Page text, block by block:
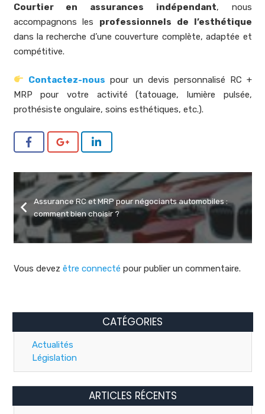
Courtier en assurances indépendant, nous
accompagnons les professionnels de l’esthétique
dans la recherche d’une couverture complète, adaptée et
compétitive.
Contactez-nous pour un devis personnalisé RC +
MRP pour votre activité (tatouage, lumière pulsée,
prothésiste ongulaire, soins esthétiques, etc.).
Assurance RC et MRP pour négociants automobiles :
comment bien choisir ?
Vous devez être connecté pour publier un commentaire.
CATÉGORIES
Actualités
Législation
ARTICLES RÉCENTS